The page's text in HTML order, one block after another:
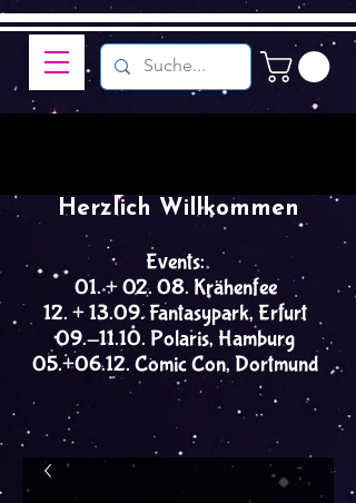
Events:
01. + 02. 08. Krähenfee
12. + 13.09. Fantasypark, Erfurt
09.-11.10. Polaris, Hamburg
05.+06.12. Comic Con, Dortmund
Herzlich Willkommen